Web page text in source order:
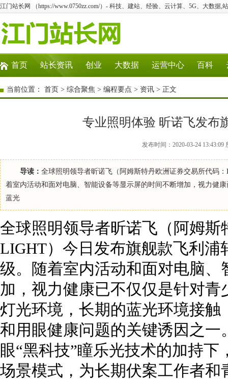
江门站长网 （https://www.0750zz.com/）- 科技、建站、经验、云计算、5G、大数据,
首页 站长资讯 创业 大数据 运营中心 百科
当前位置： 首页 > 综合聚焦 > 编程要点 > 资讯 > 正文
专业照明体验 昕诺飞发布
发布时间：2020-03-24
导读： 全球照明领导者昕诺飞（阿姆斯特丹欧洲证券交易所代码
着室内活动和面对电脑、智能设备等显示屏的时间不断增加，视力健
蓝光
全球照明领导者昕诺飞（阿姆
LIGHT）今日发布旗舰款飞利
级。随着室内活动和面对电脑
加，视力健康已不仅仅是针对
灯光环境，长期的蓝光环境接
和用眼健康问题的关键诱因之
眼“黑科技”瞳乐光技术的加持
场景模式，为长期伏案工作者